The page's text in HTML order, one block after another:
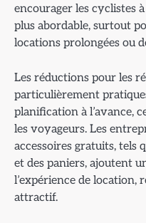
encourager les cyclistes
plus abordable, surtout
locations prolongées ou
Les réductions pour les
particulièrement
planification à l’avance,
les voyageurs. Les
accessoires gratuits, tels
et des paniers, ajoutent
l’expérience de location,
attractif.